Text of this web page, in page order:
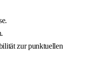
zur punktuellen